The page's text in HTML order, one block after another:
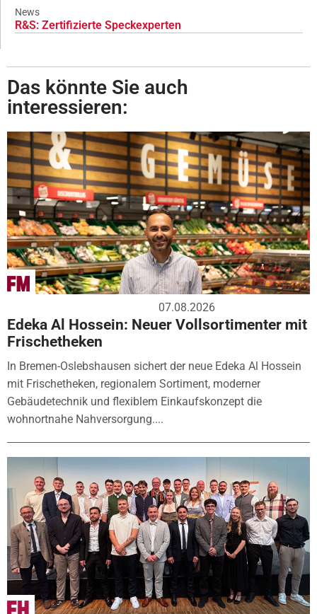
News
R&S: Zertifizierte Speckexperten
Das könnte Sie auch
interessieren:
07.08.2026
Edeka Al Hossein: Neuer Vollsortimenter mit
Frischetheken
In Bremen-Oslebshausen sichert der neue Edeka Al Hossein
mit Frischetheken, regionalem Sortiment, moderner
Gebäudetechnik und flexiblem Einkaufskonzept die
wohnortnahe Nahversorgung....